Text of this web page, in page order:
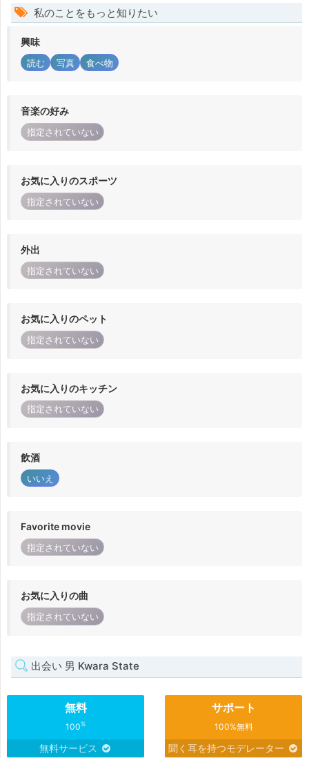
私のことをもっと知りたい
興味
読む 写真 食べ物
音楽の好み
指定されていない
お気に入りのスポーツ
指定されていない
外出
指定されていない
お気に入りのペット
指定されていない
お気に入りのキッチン
指定されていない
飲酒
いいえ
Favorite movie
指定されていない
お気に入りの曲
指定されていない
出会い 男 Kwara State
無料
100%
無料サービス
サポート
100%無料
聞く耳を持つモデレーター